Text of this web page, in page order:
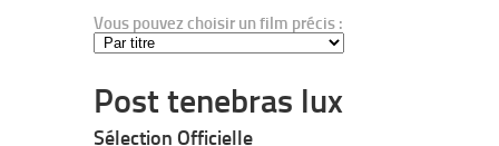
Vous pouvez choisir un film précis :
Post tenebras lux
Sélection Officielle